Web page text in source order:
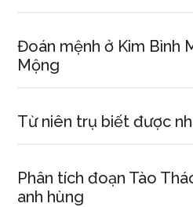
Đoán mệnh ở Kim Bình
Mộng
Từ niên trụ biết được
Phân tích đoạn Tào
anh hùng